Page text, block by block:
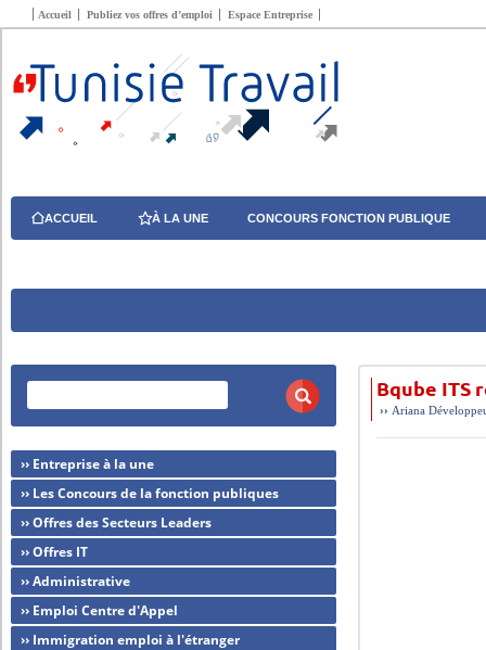
Accueil Publiez vos offres d’emploi Espace Entreprise
ACCUEIL À LA UNE CONCOURS FONCTION PUBLIQUE
Bqube ITS
›› Ariana
›› Entreprise à la une
›› Les Concours de la fonction publiques
›› Offres des Secteurs Leaders
›› Offres IT
›› Administrative
›› Emploi Centre d'Appel
›› Immigration emploi à l'étranger